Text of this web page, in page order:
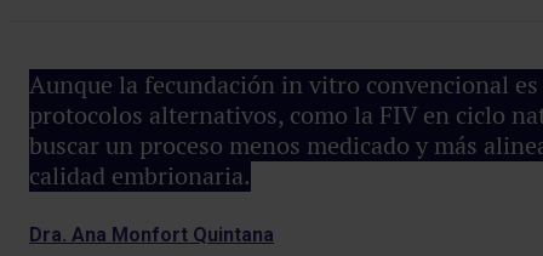
Aunque la fecundación in vitro convencional
protocolos alternativos, como la FIV en ciclo
buscar un proceso menos medicado y más
calidad embrionaria.
Dra. Ana Monfort Quintana